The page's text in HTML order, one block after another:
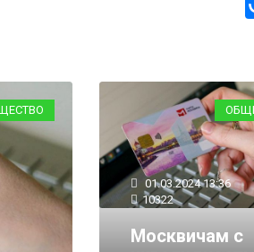
01.03.2024 13:36
10322
Москвичам с